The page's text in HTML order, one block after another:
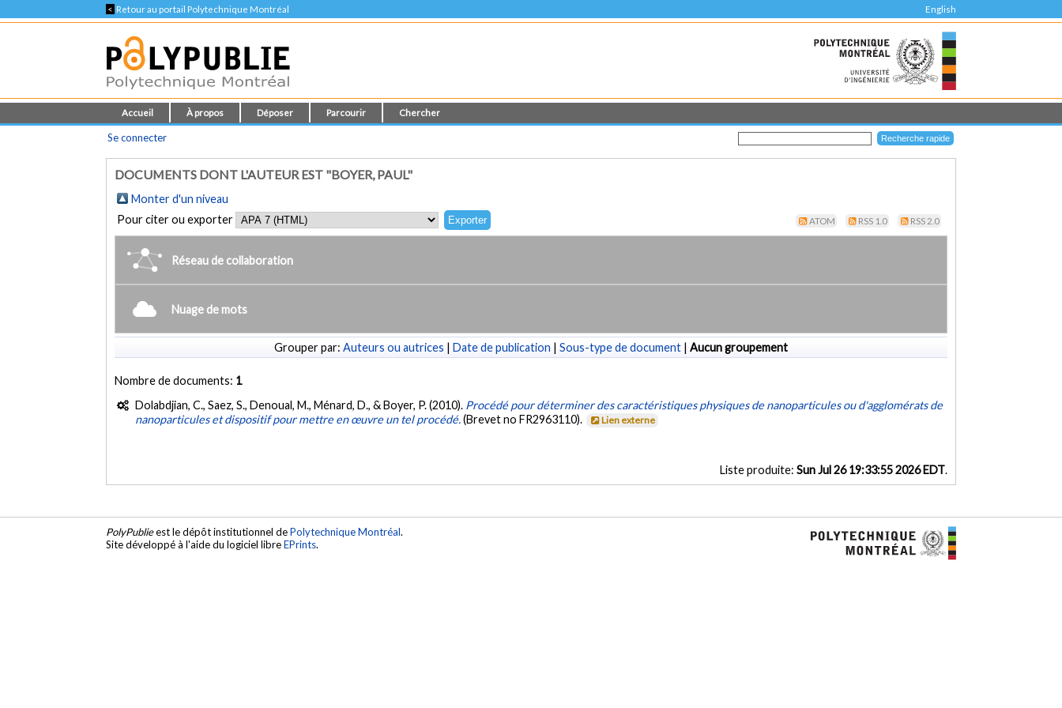
< Retour au portail Polytechnique Montréal English
Accueil À propos Déposer Parcourir Chercher
Se connecter
DOCUMENTS DONT L'AUTEUR EST "BOYER, PAUL"
Monter d'un niveau
Pour citer ou exporter
ATOM RSS 1.0 RSS 2.0
Réseau de collaboration
Nuage de mots
Grouper par: Auteurs ou autrices | Date de publication | Sous-type de document | Aucun groupement
Nombre de documents: 1
Dolabdjian, C., Saez, S., Denoual, M., Ménard, D., & Boyer, P. (2010). Procédé pour déterminer des caractéristiques physiques de nanoparticules ou d'agglomérats de
nanoparticules et dispositif pour mettre en œuvre un tel procédé.(Brevet no FR2963110). Lien externe
Liste produite: Sun Jul 26 19:33:55 2026 EDT.
PolyPublieest le dépôt institutionnel dePolytechnique Montréal.
Site développé à l'aide du logiciel libreEPrints.